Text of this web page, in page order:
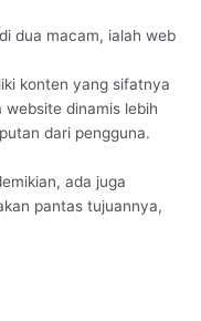
dua macam, ialah web
konten yang sifatnya
dinamis lebih
dari pengguna.
ada juga
pantas tujuannya,